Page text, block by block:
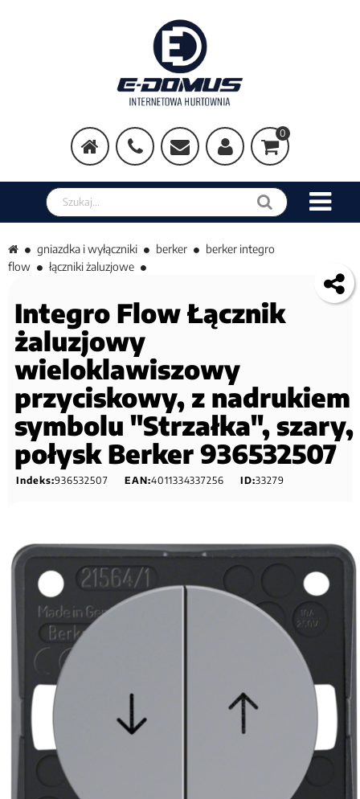
0
Szukaj w sklepie
gniazdka i wyłączniki berker
berker integro
flow
łączniki żaluzjowe
Integro Flow Łącznik
żaluzjowy
wieloklawiszowy
przyciskowy, z nadrukiem
symbolu "Strzałka", szary,
połysk Berker 936532507
Indeks:936532507 EAN:4011334337256 ID:33279